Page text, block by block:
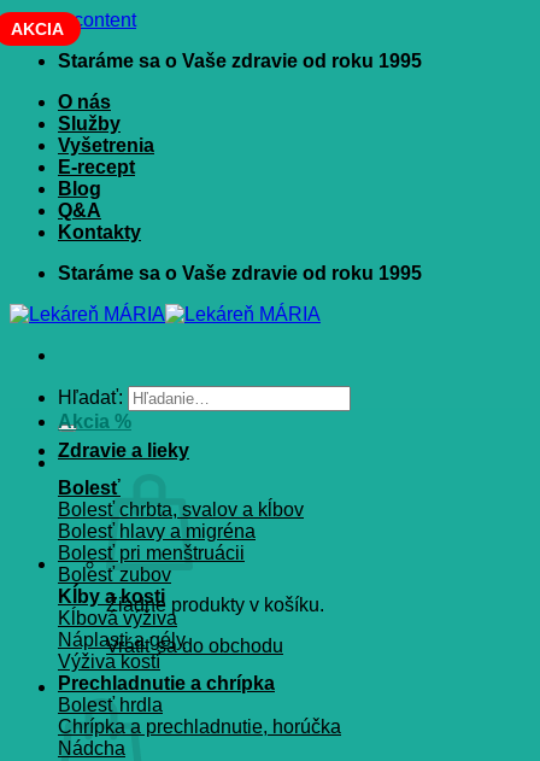
Skip to content
Staráme sa o Vaše zdravie od roku 1995
O nás
Služby
Vyšetrenia
E-recept
Blog
Q&A
Kontakty
Staráme sa o Vaše zdravie od roku 1995
Hľadať:
Žiadne produkty v košíku.
Vrátiť sa do obchodu
Košík
Akcia %
Zdravie a lieky
Bolesť
Bolesť chrbta, svalov a kĺbov
Bolesť hlavy a migréna
Bolesť pri menštruácii
Bolesť zubov
Kĺby a kosti
Kĺbová výživa
Náplasti a gély
Výživa kostí
Prechladnutie a chrípka
Bolesť hrdla
Chrípka a prechladnutie, horúčka
Nádcha
AKCIA